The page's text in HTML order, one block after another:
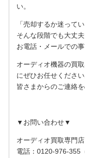
い。
「売却するか迷って
そんな段階でも大丈夫
お電話・メールでの
オーディオ機器の買取
にぜひお任せください
皆さまからのご連絡
▼お問い合わせ▼
オーディオ買取専門
電話：0120-976-355